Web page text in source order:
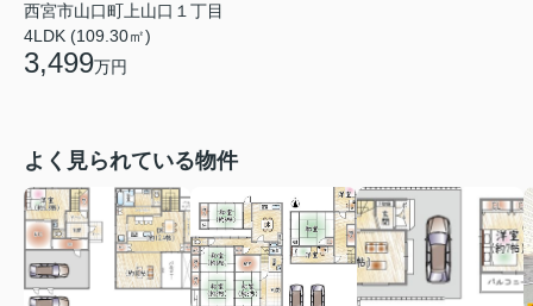
西宮市山口町上山口１丁目
4LDK (109.30㎡)
3,499万円
よく見られている物件